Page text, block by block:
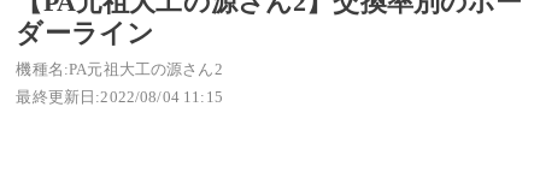
ダーライン
機種名:PA元祖大工の源さん2
最終更新日:2022/08/04 11:15